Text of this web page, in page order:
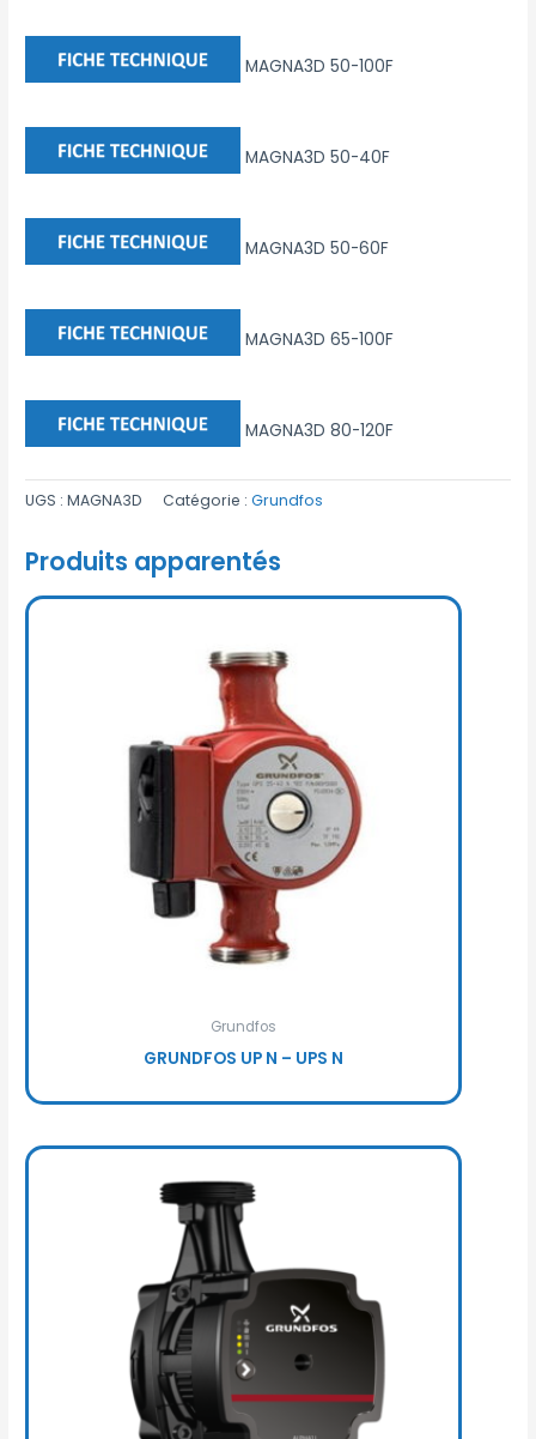
MAGNA3D 50-100F
MAGNA3D 50-40F
MAGNA3D 50-60F
MAGNA3D 65-100F
MAGNA3D 80-120F
UGS :MAGNA3D Catégorie :Grundfos
Produits apparentés
Grundfos
GRUNDFOS UP N – UPS N